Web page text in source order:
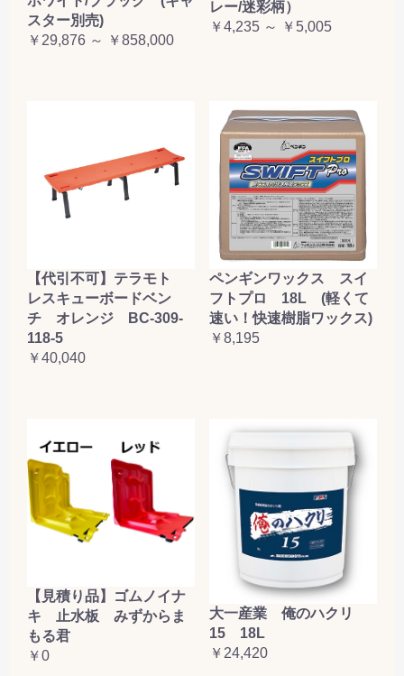
スター別売)
￥29,876 ～ ￥858,000
レー/迷彩柄）
￥4,235 ～ ￥5,005
【代引不可】テラモト
レスキューボードベン
チ オレンジ BC-309-
118-5
￥40,040
ペンギンワックス スイ
フトプロ 18L (軽くて
速い！快速樹脂ワックス)
￥8,195
【見積り品】ゴムノイナ
キ 止水板 みずからま
もる君
￥0
大一産業 俺のハクリ
15 18L
￥24,420